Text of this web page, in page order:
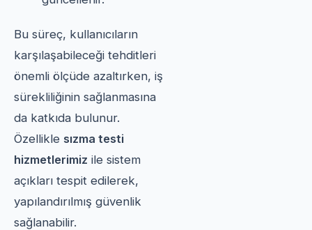
Bu süreç, kullanıcıların
karşılaşabileceği tehditleri
önemli ölçüde azaltırken, iş
sürekliliğinin sağlanmasına
da katkıda bulunur.
Özellikle sızma testi
hizmetlerimiz ile sistem
açıkları tespit edilerek,
yapılandırılmış güvenlik
sağlanabilir.